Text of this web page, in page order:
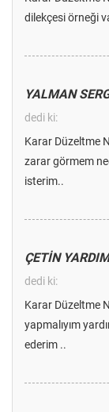
dilekçesi örneği
YALMAN
dedi ki:
Karar Düzeltme
zarar görmem
isterim..
ÇETİN
dedi ki:
Karar Düzeltme
yapmalıyım
ederim ..